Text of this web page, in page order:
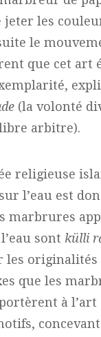
jeter les
le
que cet art
(la volonté
arbitre).
religieuse
l’eau est
marbrures
sont külli
les originalités
que les
à l’art